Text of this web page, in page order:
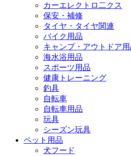
カーエレクトロ二クス
保安・補修
タイヤ・タイヤ関連
バイク用品
キャンプ・アウトドア用
海水浴用品
スポーツ用品
健康トレーニング
釣具
自転車
自転車用品
玩具
シーズン玩具
ペット用品
犬フード